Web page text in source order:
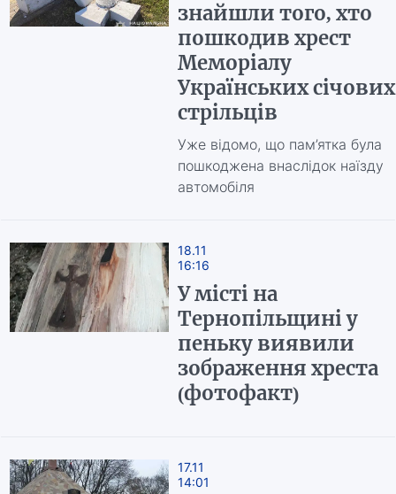
знайшли того, хто
пошкодив хрест
Меморіалу
Українських січових
стрільців
Уже відомо, що пам’ятка була
пошкоджена внаслідок наїзду
автомобіля
18.11
16:16
У місті на
Тернопільщині у
пеньку виявили
зображення хреста
(фотофакт)
17.11
14:01